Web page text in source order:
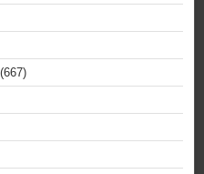
(667)